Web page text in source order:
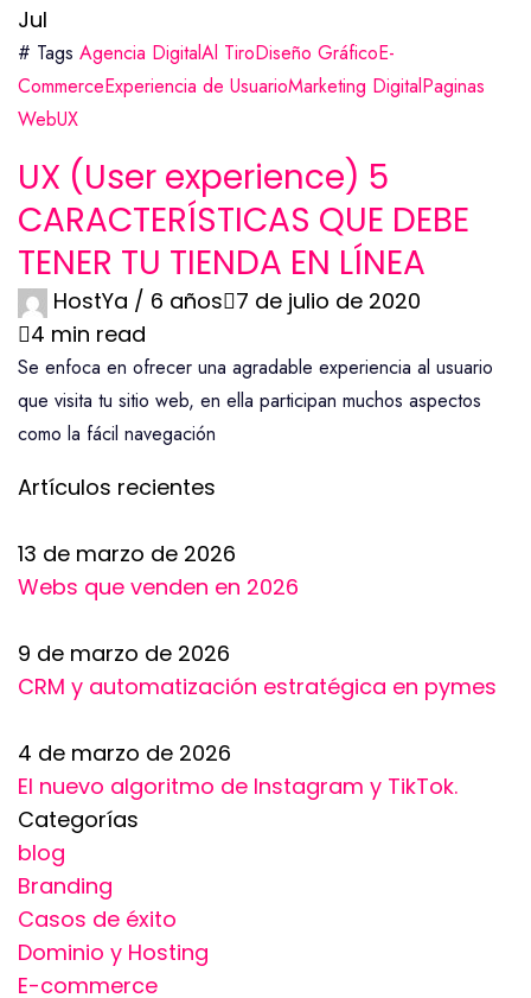
Jul
# Tags Agencia DigitalAl TiroDiseño GráficoE-
CommerceExperiencia de UsuarioMarketing DigitalPaginas
WebUX
UX (User experience) 5
CARACTERÍSTICAS QUE DEBE
TENER TU TIENDA EN LÍNEA
HostYa / 6 años 7 de julio de 2020
4 min read
Se enfoca en ofrecer una agradable experiencia al usuario
que visita tu sitio web, en ella participan muchos aspectos
como la fácil navegación
Artículos recientes
13 de marzo de 2026
Webs que venden en 2026
9 de marzo de 2026
CRM y automatización estratégica en pymes
4 de marzo de 2026
El nuevo algoritmo de Instagram y TikTok.
Categorías
blog
Branding
Casos de éxito
Dominio y Hosting
E-commerce